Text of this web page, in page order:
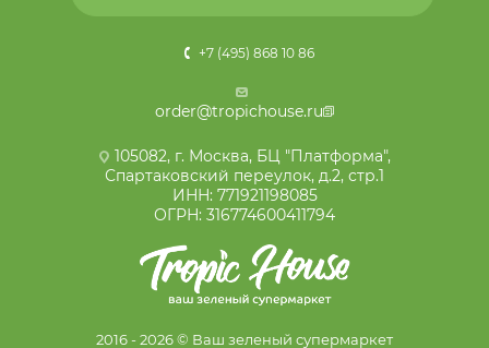
+7 (495) 868 10 86
order@tropichouse.ru
105082, г. Москва, БЦ "Платформа",
Спартаковский переулок, д.2, стр.1
ИНН: 771921198085
ОГРН: 316774600411794
2016 - 2026 © Ваш зеленый супермаркет